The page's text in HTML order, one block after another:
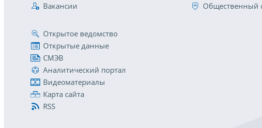
Вакансии
Общественный
Открытое ведомство
Открытые данные
СМЭВ
Аналитический портал
Видеоматериалы
Карта сайта
RSS